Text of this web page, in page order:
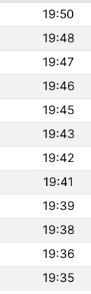
19:50
19:48
19:47
19:46
19:45
19:43
19:42
19:41
19:39
19:38
19:36
19:35